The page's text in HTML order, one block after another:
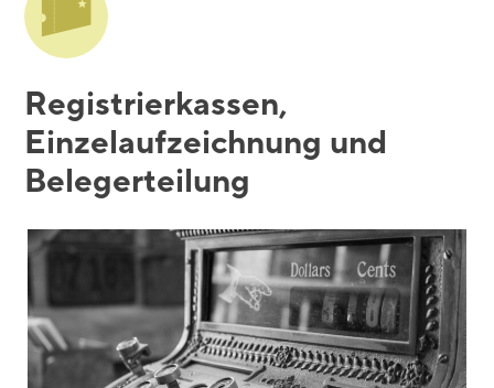
Registrierkassen,
Einzelaufzeichnung und
Belegerteilung
Suche